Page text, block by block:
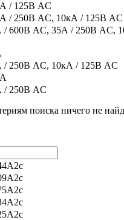
/ 125В AC
/ 250В AC, 10кА / 125В AC
/ 600В AC, 35А / 250В AC,
/ 250В AC, 10кА / 125В AC
/ 250В AC
поиска ничего не